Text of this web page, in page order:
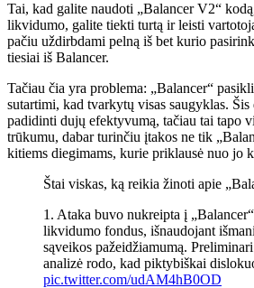
Tai, kad galite naudoti „Balancer V2“
likvidumo, galite tiekti turtą ir leisti
pačiu uždirbdami pelną iš bet kurio
tiesiai iš Balancer.
Tačiau čia yra problema: „Balancer“
sutartimi, kad tvarkytų visas saugyklas.
padidinti dujų efektyvumą, tačiau tai tapo
trūkumu, dabar turinčiu įtakos ne tik
kitiems diegimams, kurie priklausė nuo jo
Štai viskas, ką reikia žinoti apie
1. Ataka buvo nukreipta į
likvidumo fondus, išnaudojant
sąveikos pažeidžiamumą.
analizė rodo, kad piktybiškai
pic.twitter.com/udAM4hB0OD